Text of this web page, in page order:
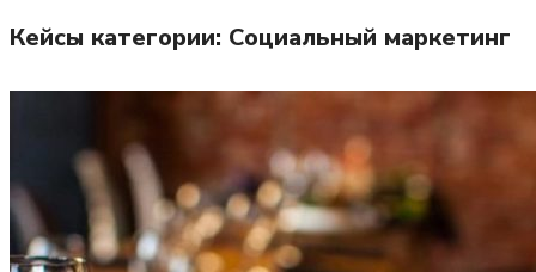
Кейсы категории: Социальный маркетинг